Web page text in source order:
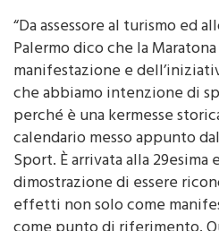
“Da assessore al turismo ed
Palermo dico che la
manifestazione e
che abbiamo intenzione di
perché è una kermesse
calendario messo appunto
Sport. È arrivata alla
dimostrazione di essere
effetti non solo come